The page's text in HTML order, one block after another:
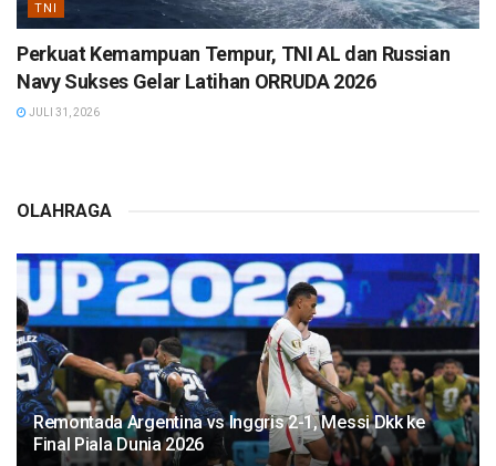
TNI
Perkuat Kemampuan Tempur, TNI AL dan Russian
Navy Sukses Gelar Latihan ORRUDA 2026
JULI 31, 2026
OLAHRAGA
Remontada Argentina vs Inggris 2-1, Messi Dkk ke
Final Piala Dunia 2026